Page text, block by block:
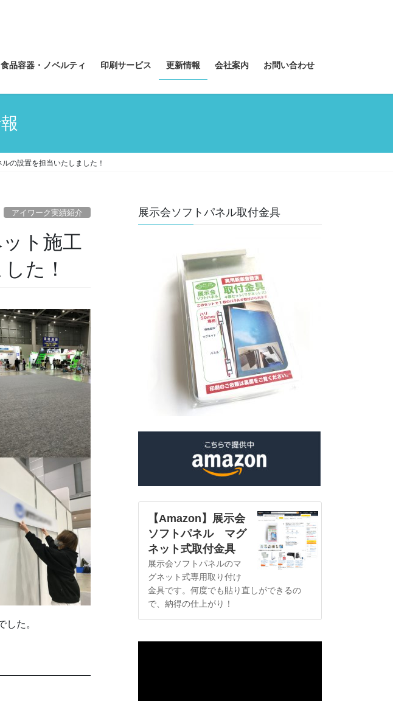
食品容器・ノベルティ 印刷サービス 更新情報 会社案内 お問い合わせ
の設置を担当いたしました！
アイワーク実績紹介
ト施工
た！
た。
展示会ソフトパネル取付金具
【Amazon】展示会
ソフトパネル マグ
ネット式取付金具
展示会ソフトパネルのマ
グネット式専用取り付け
金具です。何度でも貼り直しができるの
で、納得の仕上がり！